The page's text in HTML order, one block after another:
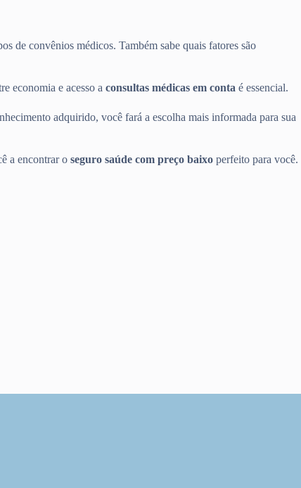
de convênios médicos. Também sabe quais fatores são
economia e acesso a consultas médicas em conta é essencial.
adquirido, você fará a escolha mais informada para sua
a encontrar o seguro saúde com preço baixo perfeito para você.